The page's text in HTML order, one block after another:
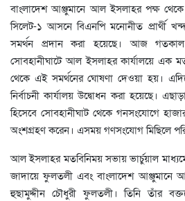
বাংলাদেশ আঞ্জুমানে আল ইসলাহর পক্ষ
সিলেট-১ আসনে বিএনপি মনোনীত প্রার্থী
সমর্থন প্রদান করা হয়েছে। আজ গতকাল
সোবহানীঘাটে আল ইসলাহর কার্যালয়ে এক
থেকে এই সমর্থনের ঘোষণা দেওয়া হয়।
নির্বাচনী কার্যালয় উদ্বোধন করা হয়েছে।
হিসেবে সোবহানীঘাট থেকে গনসংযোগে
অংশগ্রহণ করেন। এসময় গণসংযোগ মিছিলে
আল ইসলাহর মতবিনিময় সভায় ভার্চুয়াল
জাদায়ে ফুলতলী এবং বাংলাদেশ আঞ্জুমানে
হুছামুদ্দীন চৌধুরী ফুলতলী। তিনি তাঁর